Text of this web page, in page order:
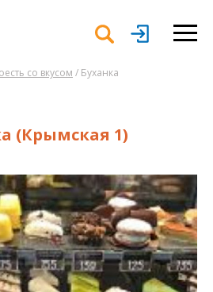
со вкусом / Буханка
(Крымская 1)